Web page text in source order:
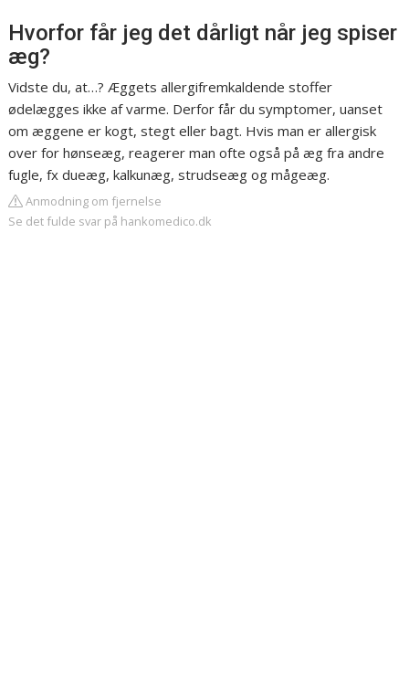
Hvorfor får jeg det dårligt når jeg spiser
æg?
Vidste du, at…? Æggets allergifremkaldende stoffer
ødelægges ikke af varme. Derfor får du symptomer, uanset
om æggene er kogt, stegt eller bagt. Hvis man er allergisk
over for hønseæg, reagerer man ofte også på æg fra andre
fugle, fx dueæg, kalkunæg, strudseæg og mågeæg.
Anmodning om fjernelse
Se det fulde svar på hankomedico.dk